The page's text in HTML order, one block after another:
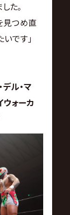
た｡
見つめ直
いです｣
ル・マ
ォーカ